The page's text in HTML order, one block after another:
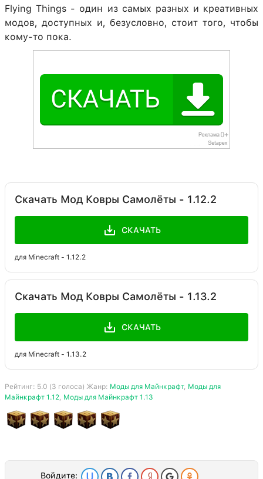
Flying Things - один из самых разных и креативных
модов, доступных и, безусловно, стоит того, чтобы
кому-то пока.
Скачать Мод Ковры Самолёты - 1.12.2
СКАЧАТЬ
для Minecraft - 1.12.2
Скачать Мод Ковры Самолёты - 1.13.2
СКАЧАТЬ
для Minecraft - 1.13.2
Рейтинг: 5.0 (3 голоса) Жанр: Моды для Майнкрафт, Моды для
Майнкрафт 1.12 Моды для Майнкрафт 1.13
Войдите: